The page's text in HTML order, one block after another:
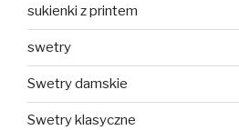
sukienki z printem
swetry
Swetry damskie
Swetry klasyczne